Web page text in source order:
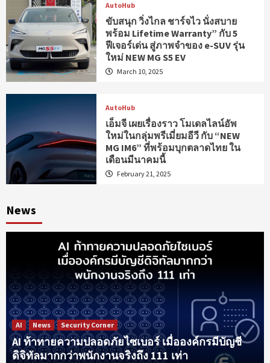
AutoHub
ขับสนุก วิ่งไกล ชาร์จไว นั่งสบาย
พร้อม Lifetime Warranty” กับ 5
ฟีเจอร์เด่น สู่ภาพจำของ e-SUV รุ่น
ใหม่ NEW MG S5 EV
March 10, 2025
AutoHub
เอ็มจี เผยเรื่องราว โมเดลไลน์อัพ
ใหม่ในกลุ่มพรีเมี่ยมอีวี กับ “NEW
MG IM6” ที่พร้อมบุกตลาดไทย ใน
เดือนมีนาคมนี้
February 21, 2025
News
AI News Security Corner
AI ท้าทายความปลอดภัยไซเบอร์ เมื่อองค์กรมีบัญชี
ดิจิทัลมากกว่าพนักงานจริงถึง 111 เท่า